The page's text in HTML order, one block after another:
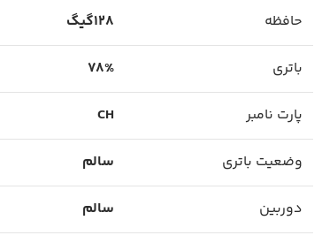
حافظه 128گیگ
باتری 78%
پارت نامبر CH
وضعیت باتری سالم
دوربین سالم